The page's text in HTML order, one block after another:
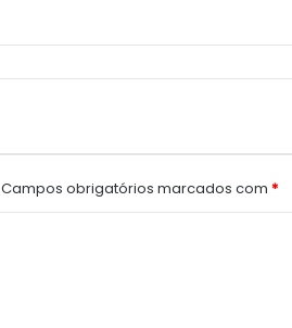
Campos obrigatórios marcados com *